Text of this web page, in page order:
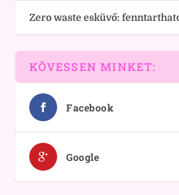
Zero waste esküvő:
KÖVESSEN MINKET:
Facebook
Google